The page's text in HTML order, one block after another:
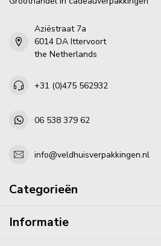
Aziëstraat 7a
6014 DA Ittervoort
the Netherlands
+31 (0)475 562932
06 538 379 62
info@veldhuisverpakkingen.nl
Categorieën
Informatie